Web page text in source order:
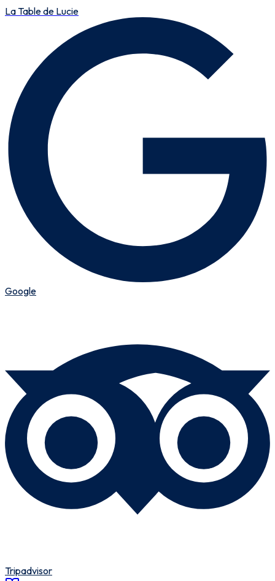
La Table de Lucie
Google
Tripadvisor